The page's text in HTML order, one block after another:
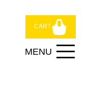
CART